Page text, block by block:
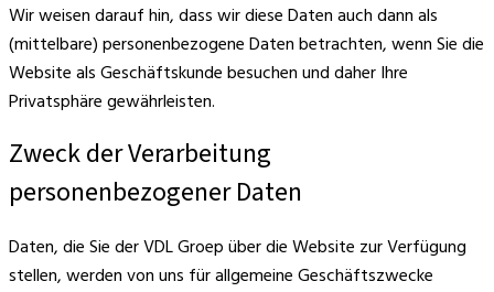
Wir weisen darauf hin, dass wir diese Daten auch dann als
(mittelbare) personenbezogene Daten betrachten, wenn Sie die
Website als Geschäftskunde besuchen und daher Ihre
Privatsphäre gewährleisten.
Zweck der Verarbeitung
personenbezogener Daten
Daten, die Sie der VDL Groep über die Website zur Verfügung
stellen, werden von uns für allgemeine Geschäftszwecke